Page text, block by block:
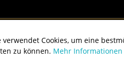
verwendet Cookies, um eine
zu können. Mehr Informationen